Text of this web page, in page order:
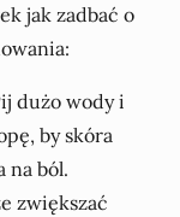
jak zadbać o
dużo wody i
by skóra
na ból.
zwiększać